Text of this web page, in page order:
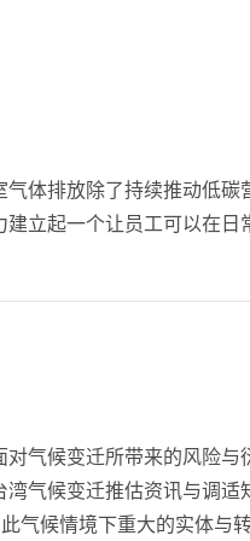
体排放除了持续推动低
立起一个让员工可以在
气候变迁所带来的风险
气候变迁推估资讯与调
气候情境下重大的实体